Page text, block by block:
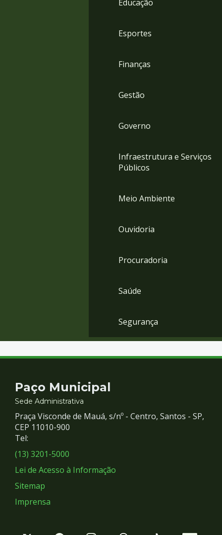
Educação
Esportes
Finanças
Gestão
Governo
Infraestrutura e Serviços
Públicos
Meio Ambiente
Ouvidoria
Procuradoria
Saúde
Segurança
Contato
e
Redes
Sociais
Paço Municipal
Sede Administrativa
Praça Visconde de Mauá, s/nº - Centro, Santos - SP,
CEP 11010-900
Tel:
(13) 3201-5000
Lei de Acesso à Informação
Sitemap
Imprensa